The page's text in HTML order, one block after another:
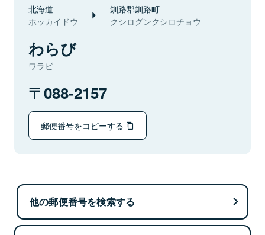
北海道
ホッカイドウ
釧路郡釧路町
クシログンクシロチョウ
わらび
ワラビ
088-2157
郵便番号をコピーする
他の郵便番号を検索する